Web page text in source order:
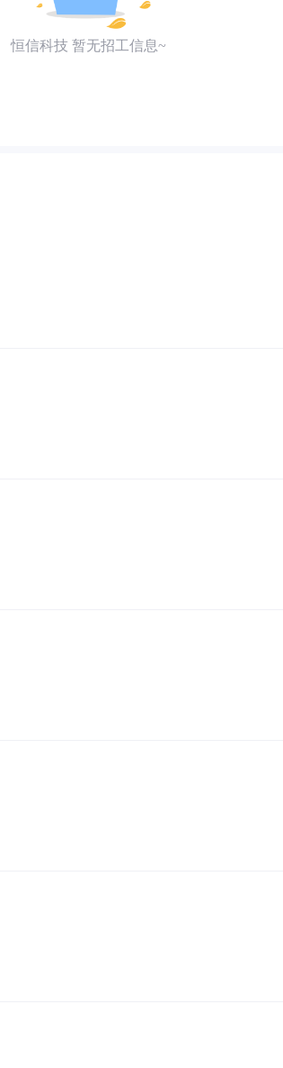
恒信科技 暂无招工信息~